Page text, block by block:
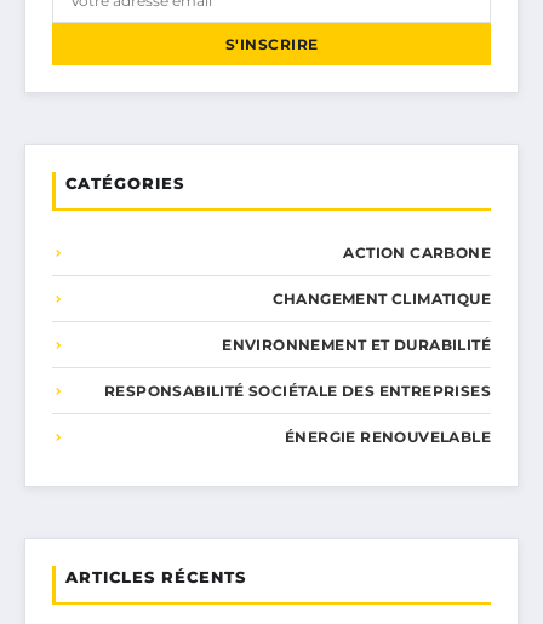
S'INSCRIRE
CATÉGORIES
ACTION CARBONE
CHANGEMENT CLIMATIQUE
ENVIRONNEMENT ET DURABILITÉ
RESPONSABILITÉ SOCIÉTALE DES ENTREPRISES
ÉNERGIE RENOUVELABLE
ARTICLES RÉCENTS